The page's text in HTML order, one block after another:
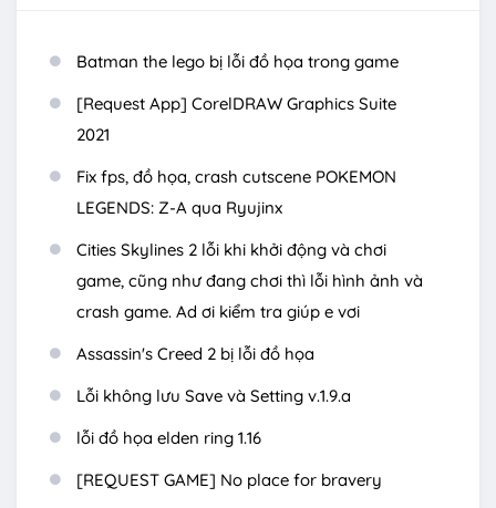
Batman the lego bị lỗi đồ họa trong game
[Request App] CorelDRAW Graphics Suite
2021
Fix fps, đồ họa, crash cutscene POKEMON
LEGENDS: Z-A qua Ryujinx
Cities Skylines 2 lỗi khi khởi động và chơi
game, cũng như đang chơi thì lỗi hình ảnh và
crash game. Ad ơi kiểm tra giúp e vơi
Assassin's Creed 2 bị lỗi đồ họa
Lỗi không lưu Save và Setting v.1.9.a
lỗi đồ họa elden ring 1.16
[REQUEST GAME] No place for bravery